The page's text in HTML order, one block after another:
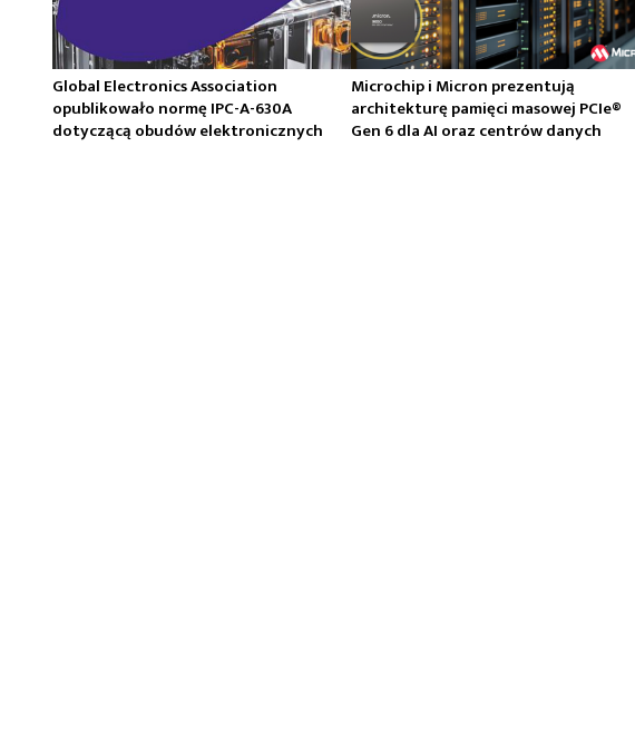
Global Electronics Association
opublikowało normę IPC-A-630A
dotyczącą obudów elektronicznych
Microchip i Micron prezentują
architekturę pamięci masowej PCIe®
Gen 6 dla AI oraz centrów danych